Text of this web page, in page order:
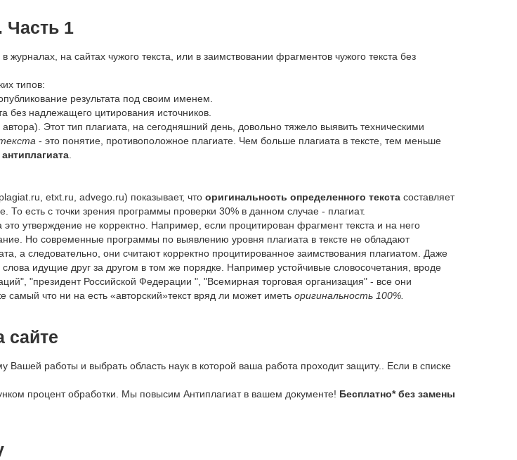
Часть 1
на сайтах чужого текста, или в заимствовании фрагментов чужого текста без
типов:
результата под своим именем.
без надлежащего цитирования источников.
Этот тип плагиата, на сегодняшний день, довольно тяжело выявить техническими
- это понятие, противоположное плагиатe. Чем больше плагиата в тексте, тем меньше
etxt.ru, advego.ru) показывает, что оригинальность определенного текста составляет
То есть с точки зрения программы проверки 30% в данном случае - плагиат.
утверждение не корректно. Например, если процитирован фрагмент текста и на него
Но современные программы по выявлению уровня плагиата в тексте не обладают
а следовательно, они считают корректно процитированное заимствования плагиатом. Даже
идущие друг за другом в том же порядке. Например устойчивые словосочетания, вроде
"президент Российской Федерации ", "Всемирная торговая организация" - все они
что ни на есть «авторский»текст вряд ли может иметь оригинальность 100%.
сайте
работы и выбрать область наук в которой ваша работа проходит защиту.. Если в списке
процент обработки. Мы повысим Антиплагиат в вашем документе! Бесплатно* без замены